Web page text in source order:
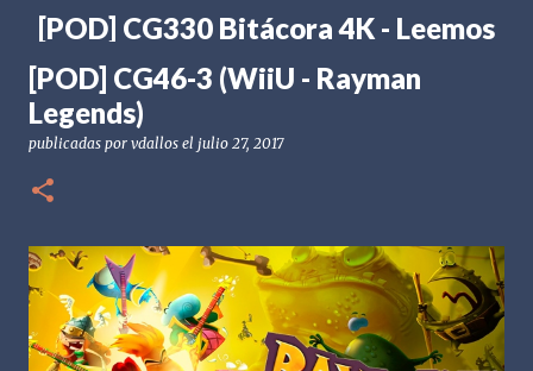
[POD] CG330 Bitácora 4K - Leemos
sus comentarios
publicadas por Crónicas Goomba agosto 07, 2026
BITÁCORA 4K PREGUNTAS Y RESPUESTAS
[POD] CG46-3 (WiiU - Rayman
Legends)
publicadas por vdallos el julio 27, 2017